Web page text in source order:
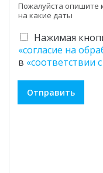
Пожалуйста опишите
на какие даты
Ч
е
к
о
с
Нажимая
«согласие на
в «соответствии
Отправить